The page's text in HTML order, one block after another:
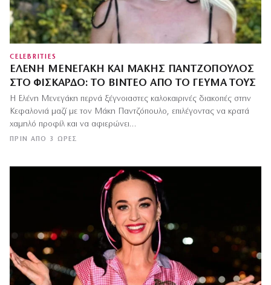
CELEBRITIES
ΕΛΈΝΗ ΜΕΝΕΓΆΚΗ ΚΑΙ ΜΆΚΗΣ ΠΑΝΤΖΌΠΟΥΛΟΣ
ΣΤΟ ΦΙΣΚΆΡΔΟ: ΤΟ ΒΊΝΤΕΟ ΑΠΌ ΤΟ ΓΕΎΜΑ ΤΟΥΣ
ΠΡΙΝ ΑΠΌ 3 ΏΡΕΣ
Η Ελένη Μενεγάκη περνά ξέγνοιαστες καλοκαιρινές διακοπές στην
Κεφαλονιά μαζί με τον Μάκη Παντζόπουλο, επιλέγοντας να κρατά
χαμηλό προφίλ και να αφιερώνει…